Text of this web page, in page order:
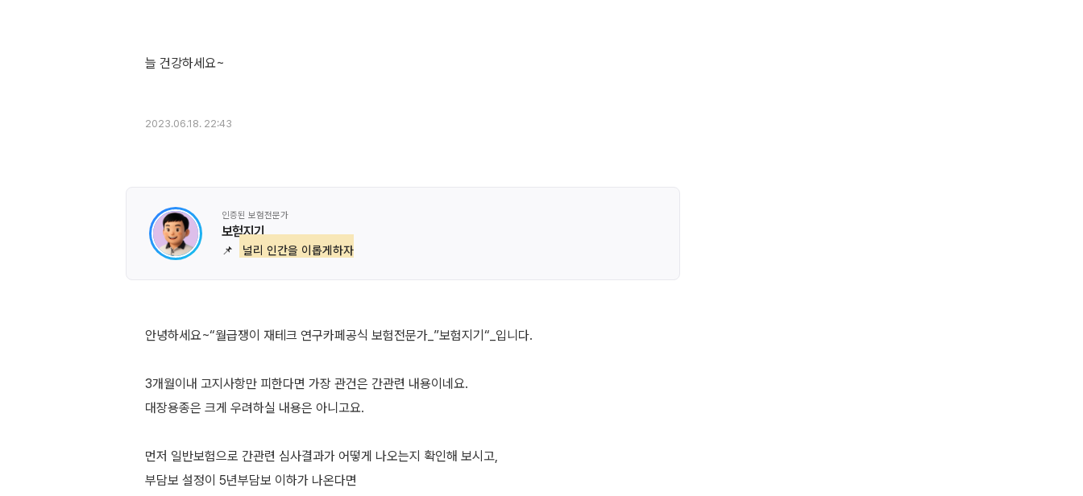
늘 건강하세요~
2023.06.18. 22:43
인증된 보험전문가
보험지기
📌 널리 인간을 이롭게하자
안녕하세요~“월급쟁이 재테크 연구카페공식 보험전문가_”보험지기“_입니다.
3개월이내 고지사항만 피한다면 가장 관건은 간관련 내용이네요.
대장용종은 크게 우려하실 내용은 아니고요.
먼저 일반보험으로 간관련 심사결과가 어떻게 나오는지 확인해 보시고,
부담보 설정이 5년부담보 이하가 나온다면